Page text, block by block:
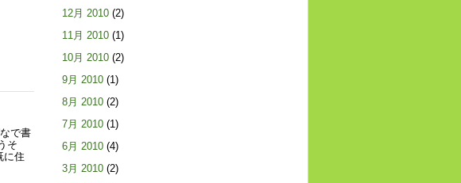
で書
そ
に住
12月 2010 (2)
11月 2010 (1)
10月 2010 (2)
9月 2010 (1)
8月 2010 (2)
7月 2010 (1)
6月 2010 (4)
3月 2010 (2)